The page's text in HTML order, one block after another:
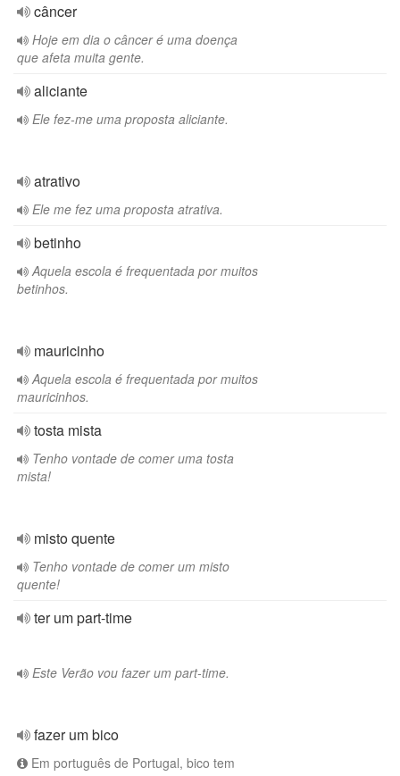
câncer
Hoje em dia o câncer é uma doença
que afeta muita gente.
aliciante
Ele fez-me uma proposta aliciante.
atrativo
Ele me fez uma proposta atrativa.
betinho
Aquela escola é frequentada por muitos
betinhos.
mauricinho
Aquela escola é frequentada por muitos
mauricinhos.
tosta mista
Tenho vontade de comer uma tosta
mista!
misto quente
Tenho vontade de comer um misto
quente!
ter um part-time
Este Verão vou fazer um part-time.
fazer um bico
Em português de Portugal, bico tem